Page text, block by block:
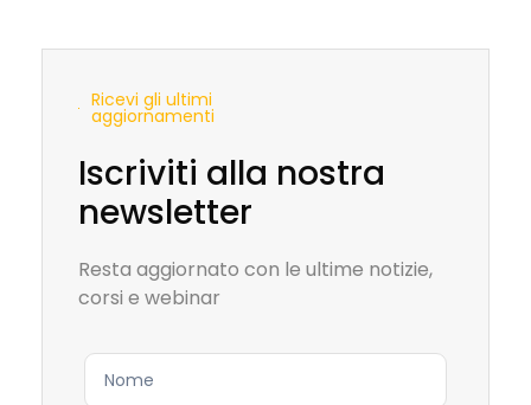
Ricevi gli ultimi
aggiornamenti
Iscriviti alla nostra
newsletter
Resta aggiornato con le ultime notizie,
corsi e webinar